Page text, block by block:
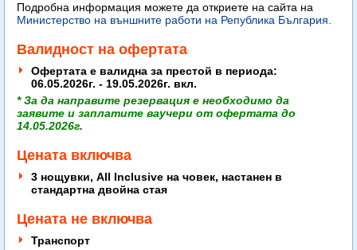
Подробна информация можете да откриете на сайта на
Министерство на външните работи на Република България.
Валидност на офертата
Офертата е валидна за престой в периода:
06.05.2026г. - 19.05.2026г. вкл.
* За да направите резервация е необходимо да
заявите и заплатите ваучери от офертата до
14.05.2026г.
Цената включва
3 нощувки, All Inclusive на човек, настанен в
стандартна двойна стая
Цената не включва
Транспорт